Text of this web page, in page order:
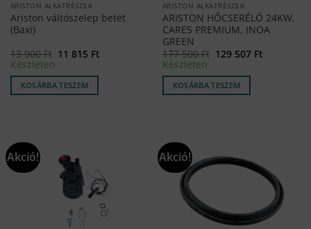
ARISTON ALKATRÉSZEK
Ariston váltószelep betét
(Baxi)
13 900Ft Original
13
900 Ft.
11 815 FtCurrent
Készleten
KOSÁRBA TESZEM
ARISTON ALKATRÉSZEK
ARISTON HŐCSERÉLŐ 24KW,
CARES PREMIUM, INOA
GREEN
177 500Ft Original
177
500 Ft.
129 507 FtCurrent
Készleten
KOSÁRBA TESZEM
Akció! Akció!